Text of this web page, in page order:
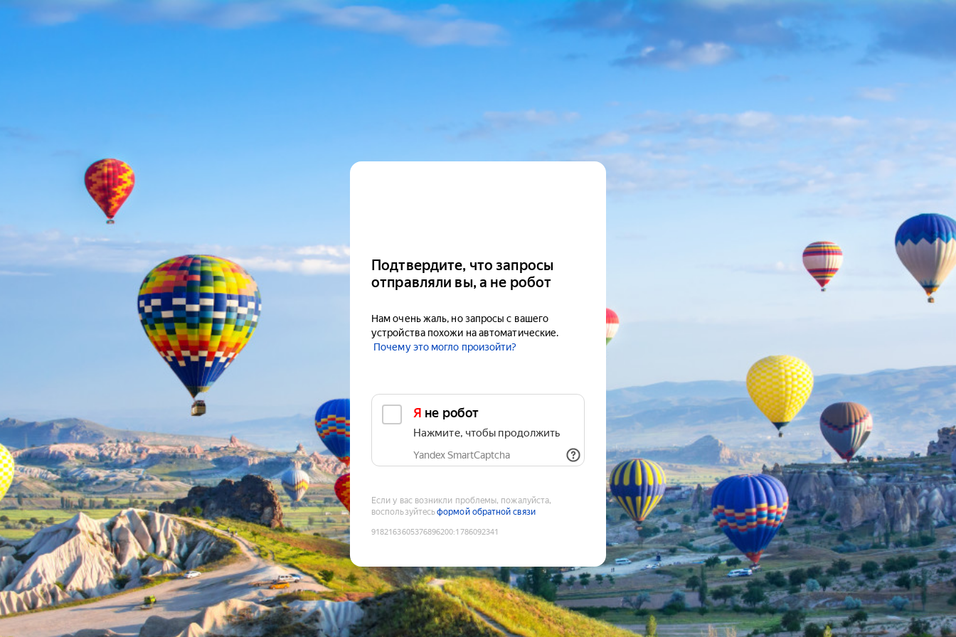
Подтвердите, что запросы
отправляли вы, а не робот
Нам очень жаль, но запросы с вашего
устройства похожи на автоматические.
Почему это могло произойти?
Я не робот
Нажмите, чтобы продолжить
Yandex SmartCaptcha
Если у вас возникли проблемы, пожалуйста,
воспользуйтесьформой обратной связи
9182163605376896200:1786092341